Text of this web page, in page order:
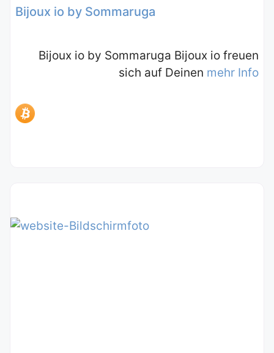
Bijoux io by Sommaruga
Bijoux io by Sommaruga Bijoux io freuen
sich auf Deinen mehr Info